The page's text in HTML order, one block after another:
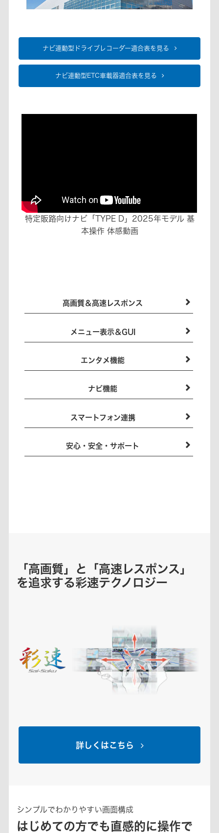
ナビ連動型ドライブレコーダー適合表を見る
ナビ連動型ETC車載器適合表を見る
特定販路向けナビ「TYPE D」2025年モデル 基
本操作 体感動画
高画質＆高速レスポンス
メニュー表示＆GUI
エンタメ機能
ナビ機能
スマートフォン連携
安心・安全・サポート
「高画質」と「高速レスポンス」
を追求する彩速テクノロジー
詳しくはこちら
シンプルでわかりやすい画面構成
はじめての方でも直感的に操作で